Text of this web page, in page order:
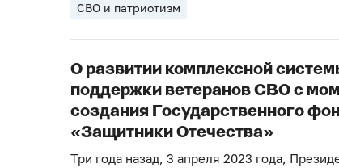
СВО и патриотизм
О развитии комплексной
поддержки ветеранов СВО с
создания Государственного
«Защитники Отечества»
Три года назад, 3 апреля 2023 года,